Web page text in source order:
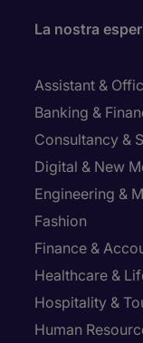
La nostra
Assistant &
Banking &
Consultancy &
Digital & New
Engineering &
Fashion
Finance &
Healthcare &
Hospitality &
Human